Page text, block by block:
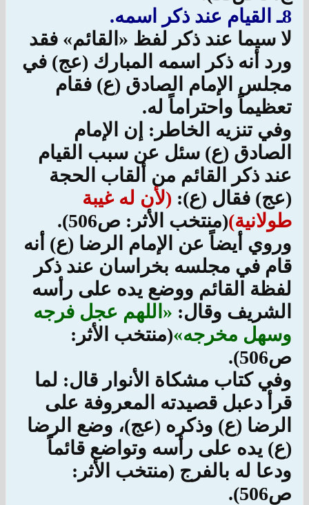
8ـ القيام عند ذكر اسمه.
لا سيما عند ذكر لفظ «القائم» فقد
ورد أنه ذكر اسمه المبارك (عج) في
مجلس الإمام الصادق (ع) فقام
تعظيماً واحتراماً له.
وفي تنزيه الخاطر: إن الإمام
الصادق (ع) سئل عن سبب القيام
عند ذكر القائم من ألقاب الحجة
(عج) فقال (ع): (لأن له غيبة
طولانية)(منتخب الأثر: ص‏506
)
.
وروي أيضاً عن الإمام الرضا (ع) أنه
قام في مجلسه بخراسان عند ذكر
لفظة القائم ووضع يده على رأسه
الشريف وقال: «اللهم عجل فرجه
وسهل مخرجه»(منتخب الأثر:
ص‏506
)
.
وفي كتاب مشكاة الأنوار قال: لما
قرأ دعبل قصيدته المعروفة على
الرضا (ع) وذكره (عج)، وضع الرضا
(ع) يده على رأسه وتواضع قائماً
ودعا له بالفرج (منتخب الأثر:
ص‏506
)
.